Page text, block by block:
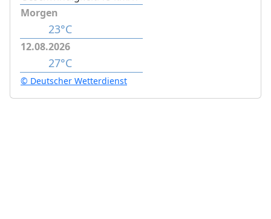
Morgen
23°C
12.08.2026
27°C
© Deutscher Wetterdienst